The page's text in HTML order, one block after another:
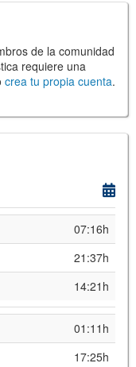
i Geològic de
de la comunidad
requiere una
crea tu propia cuenta.
07:16h
21:37h
14:21h
01:11h
17:25h